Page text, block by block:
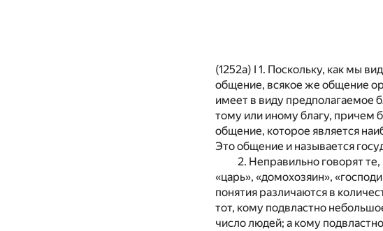
(1252а) I 1. Поскольку, как мы
общение, всякое же общение
имеет в виду предполагаемое
тому или иному благу, причем
общение, которое является
Это общение и называется
2. Неправильно говорят
«царь», «домохозяин»,
понятия различаются в
тот, кому подвластно
число людей; а кому